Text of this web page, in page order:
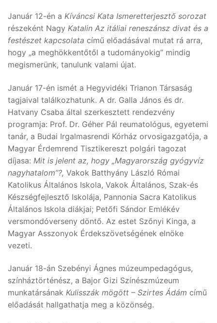
Január 12-én a Kíváncsi Kata Ismeretterjesztő sorozat
részeként Nagy Katalin Az itáliai reneszánsz divat és a
festészet kapcsolata című előadásával mutat rá arra,
hogy „a meghökkentőtől a tudományokig” mindig
megismerünk, tanulunk valami újat.
Január 17-én ismét a Hegyvidéki Trianon Társaság
tagjaival találkozhatunk. A dr. Galla János és dr.
Hatvany Csaba által szerkesztett rendezvény
programja: Prof. Dr. Géher Pál reumatológus, egyetemi
tanár, a Budai Irgalmasrendi Kórház orvosigazgatója, a
Magyar Érdemrend Tisztikereszt polgári tagozat
díjasa: Mit is jelent az, hogy „Magyarország gyógyvíz
nagyhatalom”?, Vakok Batthyány László Római
Katolikus Általános Iskola, Vakok Általános, Szak-és
Készségfejlesztő Iskolája, Pannonia Sacra Katolikus
Általános Iskola diákjai; Petőfi Sándor Emlékév
versmondóverseny döntő. Az estet Szőnyi Kinga, a
Magyar Asszonyok Érdekszövetségének elnöke
vezeti.
Január 18-án Szebényi Ágnes múzeumpedagógus,
színháztörténész, a Bajor Gizi Színészmúzeum
munkatársának Kulisszák mögött – Szirtes Ádám című
előadását hallgathatja meg a közönség.